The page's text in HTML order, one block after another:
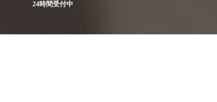
24時間受付中